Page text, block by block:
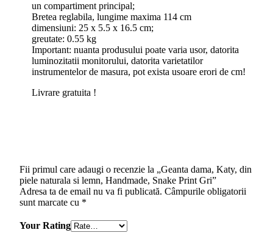
un compartiment principal;
Bretea reglabila, lungime maxima 114 cm
dimensiuni: 25 x 5.5 x 16.5 cm;
greutate: 0.55 kg
Important: nuanta produsului poate varia usor, datorita
luminozitatii monitorului, datorita varietatilor
instrumentelor de masura, pot exista usoare erori de cm!
Livrare gratuita !
Fii primul care adaugi o recenzie la „Geanta dama, Katy, din
piele naturala si lemn, Handmade, Snake Print Gri”
Adresa ta de email nu va fi publicată. Câmpurile obligatorii
sunt marcate cu *
Your Rating